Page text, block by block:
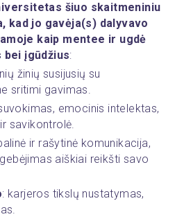
šiuo skaitmeniniu
kad jo gavėja(s) dalyvavo
kaip mentee ir ugdė
įgūdžius:
žinių susijusių su
sritimi gavimas.
emocinis intelektas,
savikontrolė.
ir rašytinė komunikacija,
aiškiai reikšti savo
: karjeros tikslų nustatymas,